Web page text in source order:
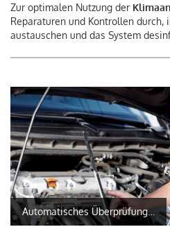
Zur optimalen Nutzung der
Reparaturen und Kontrollen durch,
austauschen und das System
Automatisches Überprüfungszentrum